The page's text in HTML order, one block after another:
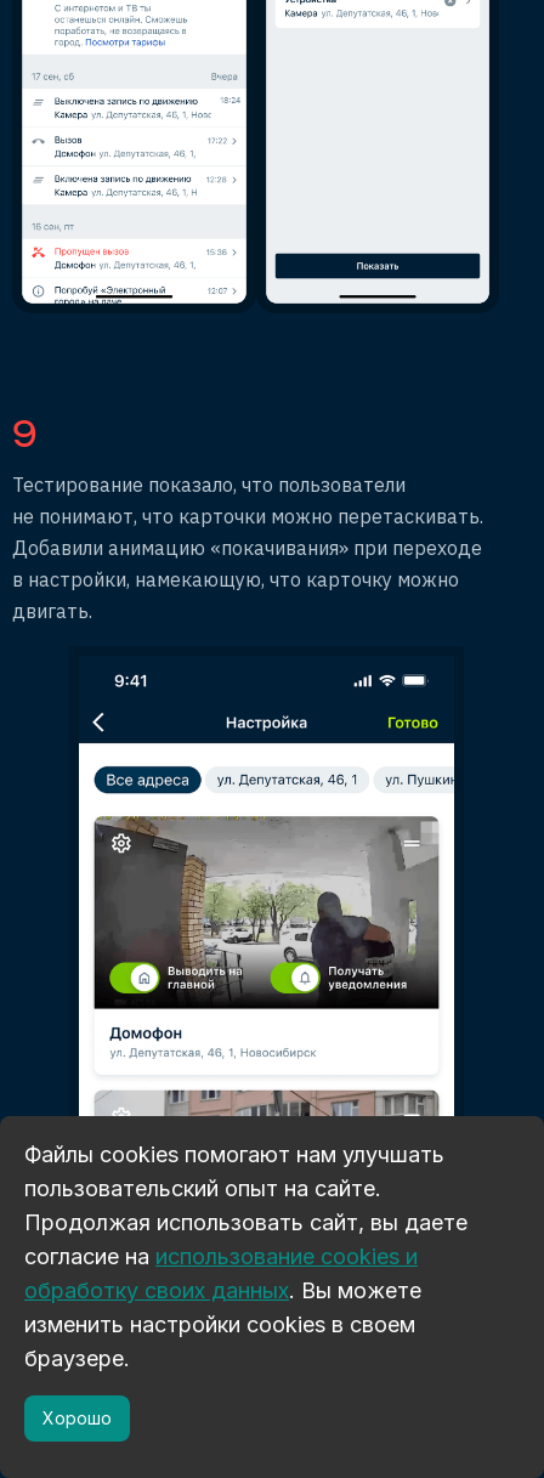
9
Тестирование показало, что пользователи
не понимают, что карточки можно перетаскивать.
Добавили анимацию «покачивания» при переходе
в настройки, намекающую, что карточку можно
двигать.
10
Еще одна важная находка при тестировании —
поведение кнопок немного сбивает с толку,
мы исправили этот недочет.
Файлы cookies помогают нам улучшать
пользовательский опыт на сайте.
Продолжая использовать сайт, вы даете
согласие на использование cookies и
обработку своих данных. Вы можете
изменить настройки cookies в своем
браузере.
Хорошо